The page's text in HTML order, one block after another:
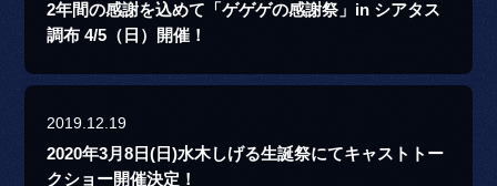
2年間の感謝を込めて「ゲゲゲの感謝祭」in シアタス
調布 4/5（日）開催！
2019.12.19
2020年3月8日(日)水木しげる生誕祭にてキャストトー
クショー開催決定！